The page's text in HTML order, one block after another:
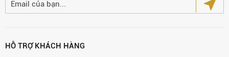
HỖ TRỢ KHÁCH HÀNG